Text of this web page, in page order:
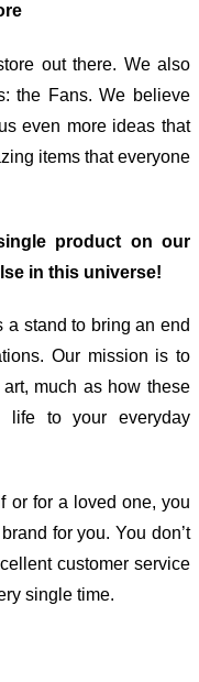
out there. We also
the Fans. We believe
even more ideas that
items that everyone
product on our
in this universe!
stand to bring an end
Our mission is to
much as how these
life to your everyday
or for a loved one, you
for you. You don’t
customer service
single time.